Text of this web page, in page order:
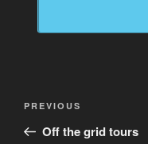
Previous
Post
PREVIOUS
Off the grid tours